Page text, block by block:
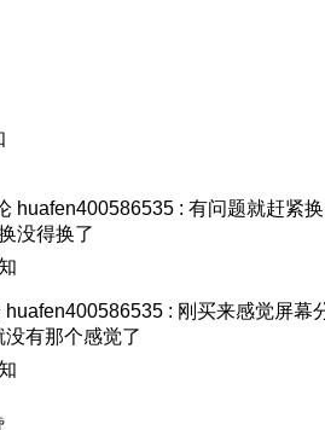
huafen400586535 : 有问题就赶紧换
没得换了
huafen400586535 : 刚买来感觉屏幕
有那个感觉了